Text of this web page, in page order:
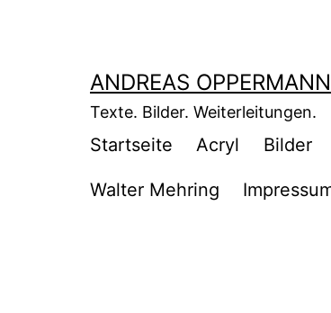
ANDREAS OPPERMANN
Texte. Bilder. Weiterleitungen.
Startseite Acryl Bilder
Walter Mehring